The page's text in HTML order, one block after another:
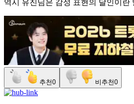
역시 유진님은 감성 표현의 달인이란
추천0 비추천0